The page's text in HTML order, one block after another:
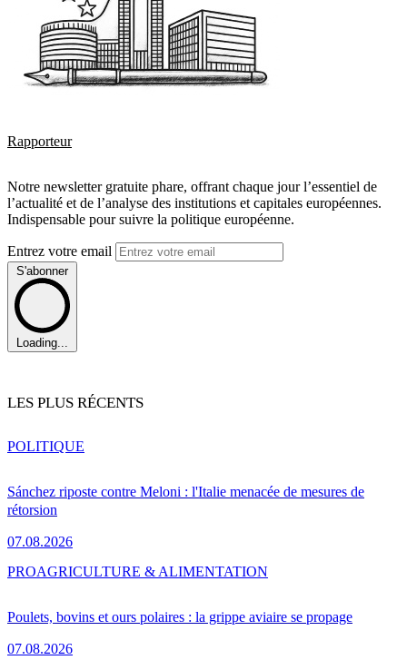
Rapporteur
Notre newsletter gratuite phare, offrant chaque jour l’essentiel de
l’actualité et de l’analyse des institutions et capitales européennes.
Indispensable pour suivre la politique européenne.
Entrez votre email
S'abonner
Loading...
LES PLUS RÉCENTS
Sánchez riposte contre Meloni : l'Italie menacée de mesures de
rétorsion
07.08.2026
POLITIQUE
Poulets, bovins et ours polaires : la grippe aviaire se propage
07.08.2026
PROAGRICULTURE & ALIMENTATION